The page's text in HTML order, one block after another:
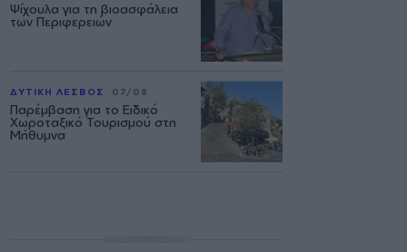
Ψίχουλα για τη βιοασφάλεια
των Περιφερειών
ΔΥΤΙΚΗ ΛΕΣΒΟΣ 07/08
Παρέμβαση για το Ειδικό
Χωροταξικό Τουρισμού στη
Μήθυμνα